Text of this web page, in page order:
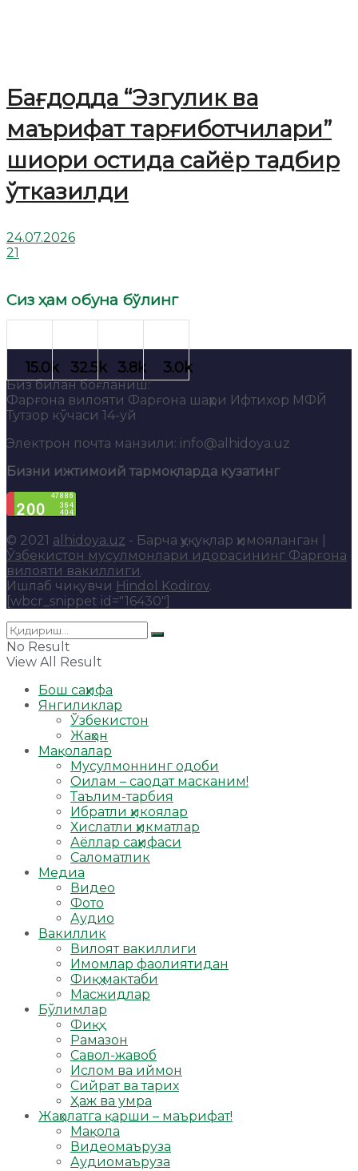
Бағдодда “Эзгулик ва
маърифат тарғиботчилари”
шиори остида сайёр тадбир
ўтказилди
24.07.2026
21
Сиз ҳам обуна бўлинг
Биз билан боғланиш:
Фарғона вилояти Фарғона шаҳри Ифтихор МФЙ
Тутзор кўчаси 14-уй
Электрон почта манзили: info@alhidoya.uz
Бизни ижтимоий тармоқларда кузатинг
© 2021 alhidoya.uz - Барча ҳуқуқлар ҳимояланган |
Ўзбекистон мусулмонлари идорасининг Фарғона
вилояти вакиллиги.
Ишлаб чиқувчи Hindol Kodirov.
[wbcr_snippet id="16430"]
No Result
View All Result
Бош саҳифа
Янгиликлар
Ўзбекистон
Жаҳон
Мақолалар
Мусулмоннинг одоби
Оилам – саодат масканим!
Таълим-тарбия
Ибратли ҳикоялар
Хислатли ҳикматлар
Аёллар саҳифаси
Саломатлик
Медиа
Видео
Фото
Аудио
Вакиллик
Вилоят вакиллиги
Имомлар фаолиятидан
Фиқҳ мактаби
Масжидлар
Бўлимлар
Фиқҳ
Рамазон
Савол-жавоб
Ислом ва иймон
Сийрат ва тарих
Ҳаж ва умра
Жаҳолатга қарши – маърифат!
Мақола
Видеомаъруза
Аудиомаъруза